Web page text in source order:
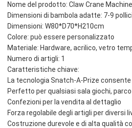
Nome del prodotto: Claw Crane Machine
Dimensioni di bambola adatte: 7-9 pollici
Dimensioni: W80*D70*H210cm
Colore: può essere personalizzato
Materiale: Hardware, acrilico, vetro
Numero di artigli: 1
Caratteristiche chiave:
La tecnologia Snatch-A-Prize
Perfetto per qualsiasi sala giochi,
Confezioni per la vendita al dettaglio
Forza regolabile degli artigli per diversi
Costruzione durevole e di alta qualità